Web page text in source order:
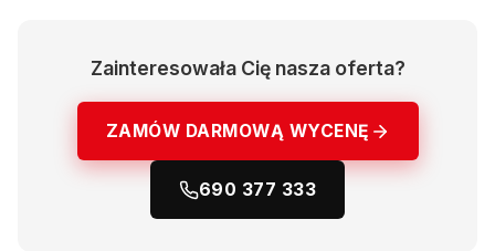
Zainteresowała Cię nasza oferta?
ZAMÓW DARMOWĄ WYCENĘ
690 377 333